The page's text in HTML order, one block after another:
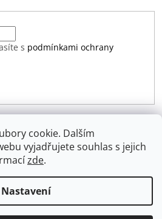
cookie. Dalším
vyjadřujete souhlas s jejich
zde.
Nastavení
s podmínkami ochrany
spokojenosti
Vytvořil Shoptet